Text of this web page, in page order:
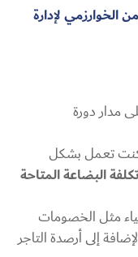
لإدارة
مدار دورة
كنت تعمل بشكل
البضاعة المتاحة
مثل الخصومات
إلى أرصدة التاجر